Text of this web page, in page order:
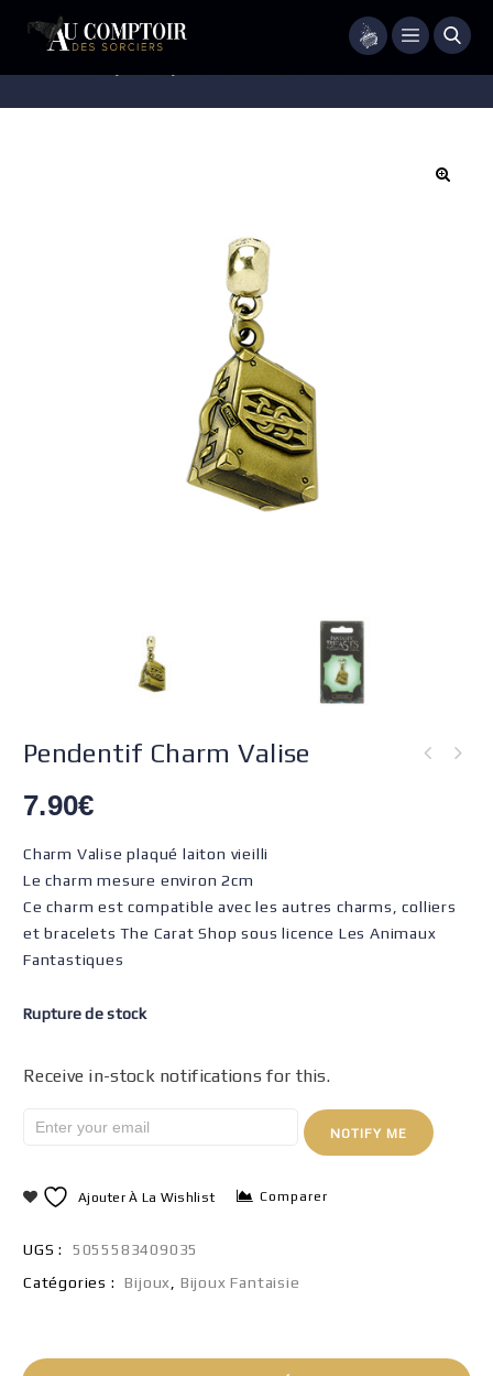
Menu
Pendentif Charm Valise
7.90€
Charm Valise plaqué laiton vieilli
Le charm mesure environ 2cm
Ce charm est compatible avec les autres charms, colliers
et bracelets The Carat Shop sous licence Les Animaux
Fantastiques
Rupture de stock
Receive in-stock notifications for this.
NOTIFY ME
Ajouter À La Wishlist Comparer
UGS :
5055583409035
Catégories :
Bijoux Bijoux Fantaisie